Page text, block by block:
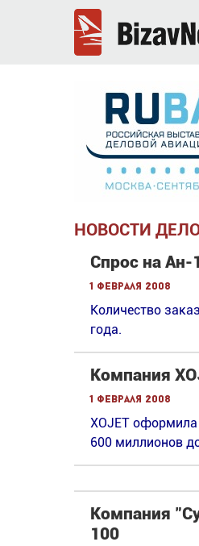
НОВОСТИ
Спрос на Ан-
1 февраля 2008
Количество
года.
Компания
1 февраля 2008
XOJET
600 миллионов
Компания
100